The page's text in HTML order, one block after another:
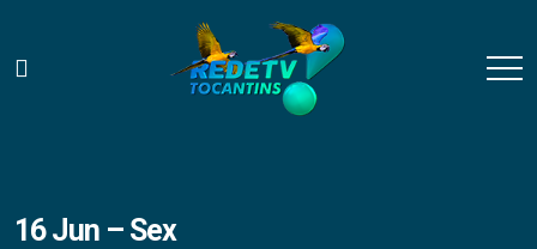
16 Jun – Sex